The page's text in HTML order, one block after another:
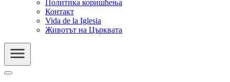
Политика коришћења
Контакт
Vida de la Iglesia
Животът на Църквата